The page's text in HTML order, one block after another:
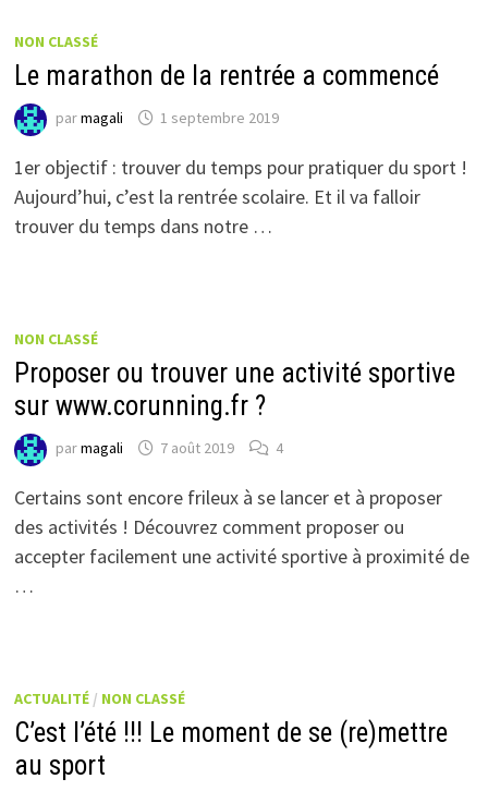
NON CLASSÉ
Le marathon de la rentrée a commencé
parmagali 1 septembre 2019
1er objectif : trouver du temps pour pratiquer du sport !
Aujourd’hui, c’est la rentrée scolaire. Et il va falloir
trouver du temps dans notre …
NON CLASSÉ
Proposer ou trouver une activité sportive
sur www.corunning.fr ?
parmagali 7 août 2019 4
Certains sont encore frileux à se lancer et à proposer
des activités ! Découvrez comment proposer ou
accepter facilement une activité sportive à proximité de
…
ACTUALITÉ / NON CLASSÉ
C’est l’été !!! Le moment de se (re)mettre
au sport